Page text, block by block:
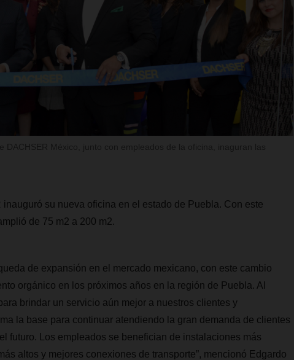
su nueva oficina en el estado de Puebla. Con este
de 75 m2 a 200 m2.
de expansión en el mercado mexicano, con este cambio
orgánico en los próximos años en la región de Puebla. Al
brindar un servicio aún mejor a nuestros clientes y
la base para continuar atendiendo la gran demanda de clientes
futuro. Los empleados se benefician de instalaciones más
altos y mejores conexiones de transporte”, mencionó Edgardo